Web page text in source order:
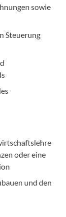
sowie
Steuerung
oder eine
und den